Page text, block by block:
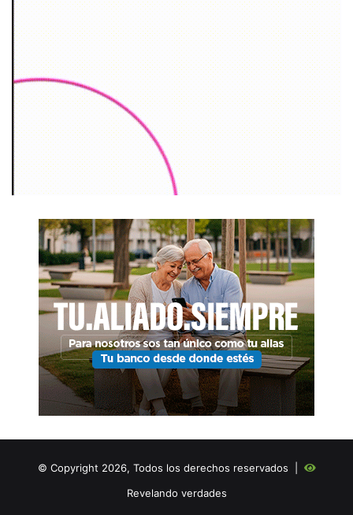
© Copyright 2026, Todos los derechos reservados |
Revelando verdades